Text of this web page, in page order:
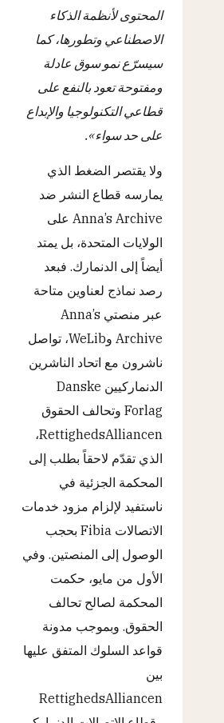
المحتوى لأنظمة الذكاء
الاصطناعي وتطورها، كما
سيسرّع نمو سوق عادلة
ومفتوحة تعود بالنفع على
قطاعي التكنولوجيا والإبداع
على حد سواء».
ولا يقتصر الضغط الذي
يمارسه قطاع النشر ضد
Anna’s Archive على
الولايات المتحدة، بل يمتد
أيضاً إلى الدنمارك. فبعد
رصد نماذج لعناوين متاحة
عبر منصتي Anna’s
Archive وWeLib، تواصل
ناشرون مع اتحاد الناشرين
الدنماركيين Danske
Forlag وتحالف الحقوق
RettighedsAlliancen،
الذي تقدّم لاحقاً بطلب إلى
المحكمة الجزئية في
ناستفيد لإلزام مزود خدمات
الاتصالات Fibia بحجب
الوصول إلى المنصتين. وفي
الأول من مايو، حكمت
المحكمة لصالح تحالف
الحقوق. وبموجب مدونة
قواعد السلوك المتفق عليها
بين
RettighedsAlliancen